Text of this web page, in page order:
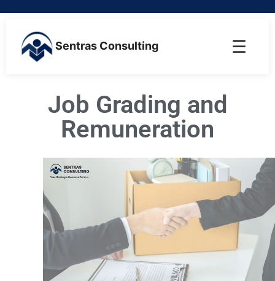
Sentras Consulting ☰
Job Grading and
Remuneration